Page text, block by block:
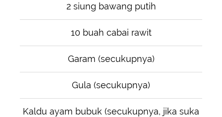
2 siung bawang putih
10 buah cabai rawit
Garam (secukupnya)
Gula (secukupnya)
Kaldu ayam bubuk (secukupnya, jika suka